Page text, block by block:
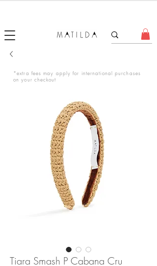
Tiara Smash P Cabana Cru
*extra fees may apply for international purchases
on your checkout